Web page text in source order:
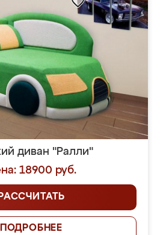
диван "Ралли"
18900 руб.
РАССЧИТАТЬ
ПОДРОБНЕЕ